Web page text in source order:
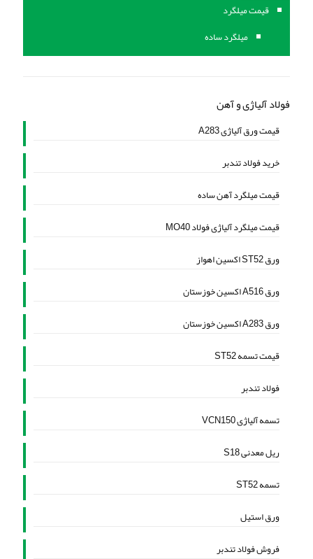
قیمت میلگرد
میلگرد ساده
فولاد آلیاژی و آهن
قیمت ورق آلیاژی A283
خرید فولاد تندبر
قیمت میلگرد آهن ساده
قیمت میلگرد آلیاژی فولاد MO40
ورق ST52 اکسین اهواز
ورق A516 اکسین خوزستان
ورق A283 اکسین خوزستان
قیمت تسمه ST52
فولاد تندبر
تسمه آلیاژی VCN150
ریل معدنی S18
تسمه ST52
ورق استیل
فروش فولاد تندبر